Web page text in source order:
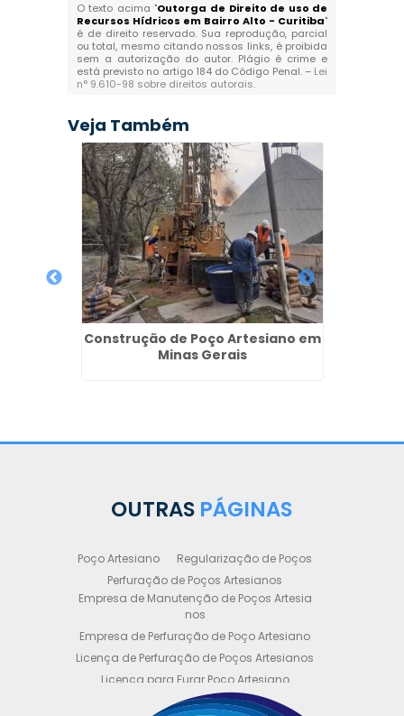
O texto acima "Outorga de Direito de uso de
Recursos Hídricos em Bairro Alto - Curitiba"
é de direito reservado. Sua reprodução, parcial
ou total, mesmo citando nossos links, é proibida
sem a autorização do autor. Plágio é crime e
está previsto no artigo 184 do Código Penal. – Lei
n° 9.610-98 sobre direitos autorais.
Veja Também
Construção de Poço Artesiano em
Minas Gerais
OUTRAS PÁGINAS
Poço Artesiano
Regularização de Poços
Perfuração de Poços Artesianos
Empresa de Manutenção de Poços Artesia
nos
Empresa de Perfuração de Poço Artesiano
Licença de Perfuração de Poços Artesianos
Licença para Furar Poço Artesiano
Licença para Perfuração de Poço Artesiano